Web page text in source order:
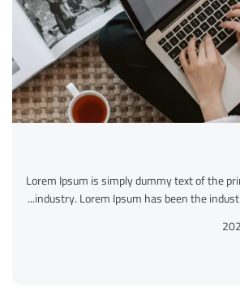
Lorem Ipsum is simply dummy text of the
industry. Lorem Ipsum has been the